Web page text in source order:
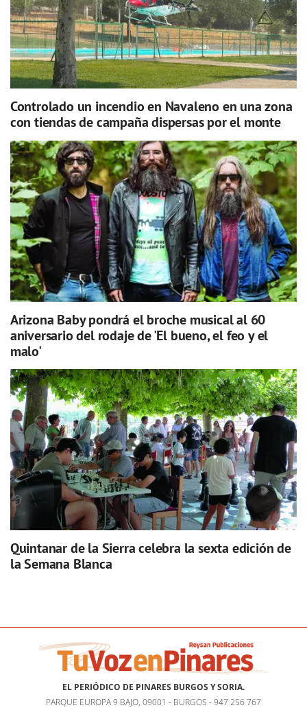
Controlado un incendio en Navaleno en una zona
con tiendas de campaña dispersas por el monte
Arizona Baby pondrá el broche musical al 60
aniversario del rodaje de 'El bueno, el feo y el
malo'
Quintanar de la Sierra celebra la sexta edición de
la Semana Blanca
EL PERIÓDICO DE PINARES BURGOS Y SORIA.
PARQUE EUROPA 9 BAJO, 09001 - BURGOS - 947 256 767